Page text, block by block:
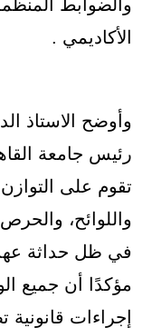
والضوابط المنظمة
الأكاديمي .
وأوضح الاستاذ
رئيس جامعة
تقوم على
واللوائح،
في ظل حداثة عهد
مؤكدًا أن جميع
إجراءات